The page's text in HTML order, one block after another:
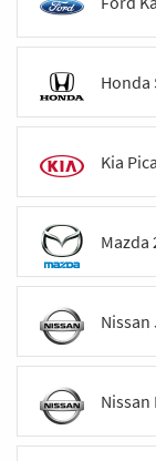
Honda
Kia
Mazda
Nissan
Nissan